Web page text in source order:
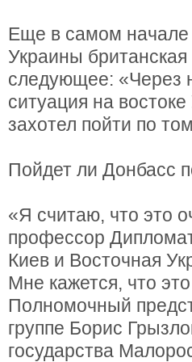
Еще в самом начале
Украины
следующее: «Через
ситуация на
захотел пойти по
Пойдет ли Донбасс
«Я считаю, что это
профессор
Киев и Восточная
Мне кажется, что
Полномочный
группе Борис
государства